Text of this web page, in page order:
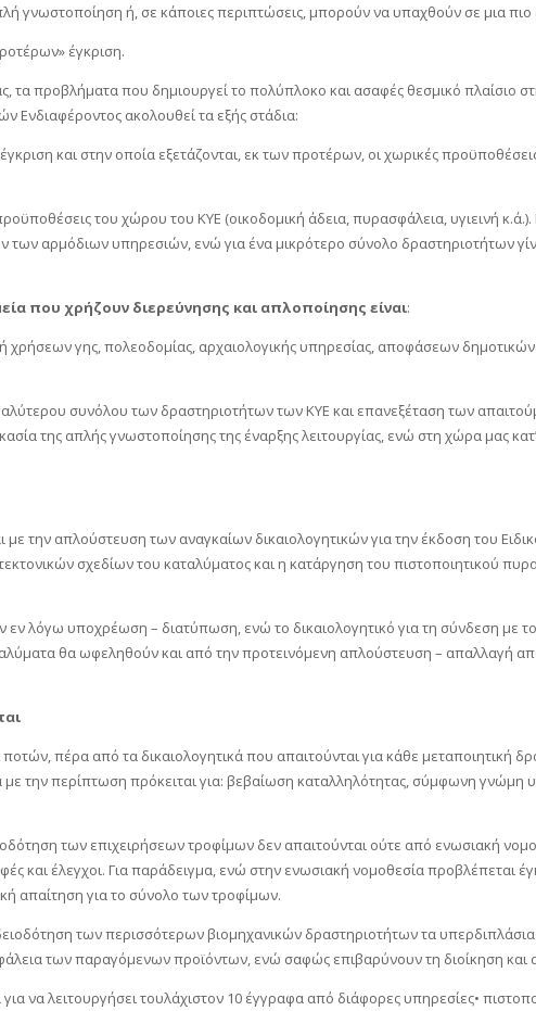
γνωστοποίηση ή, σε κάποιες περιπτώσεις, μπορούν να υπαχθούν σε μια
έγκριση.
προβλήματα που δημιουργεί το πολύπλοκο και ασαφές θεσμικό πλαίσιο
Ενδιαφέροντος ακολουθεί τα εξής στάδια:
και στην οποία εξετάζονται, εκ των προτέρων, οι χωρικές
του χώρου του ΚΥΕ (οικοδομική άδεια, πυρασφάλεια, υγιεινή
αρμόδιων υπηρεσιών, ενώ για ένα μικρότερο σύνολο δραστηριοτήτων
που χρήζουν διερεύνησης και απλοποίησης είναι:
χρήσεων γης, πολεοδομίας, αρχαιολογικής υπηρεσίας, αποφάσεων
συνόλου των δραστηριοτήτων των ΚΥΕ και επανεξέταση των
της απλής γνωστοποίησης της έναρξης λειτουργίας, ενώ στη χώρα μας
την απλούστευση των αναγκαίων δικαιολογητικών για την έκδοση του
σχεδίων του καταλύματος και η κατάργηση του πιστοποιητικού
λόγω υποχρέωση – διατύπωση, ενώ το δικαιολογητικό για τη σύνδεση με το
θα ωφεληθούν και από την προτεινόμενη απλούστευση – απαλλαγή
πέρα από τα δικαιολογητικά που απαιτούνται για κάθε μεταποιητική
με την περίπτωση πρόκειται για: βεβαίωση καταλληλότητας, σύμφωνη γνώμη
των επιχειρήσεων τροφίμων δεν απαιτούνται ούτε από ενωσιακή
και έλεγχοι. Για παράδειγμα, ενώ στην ενωσιακή νομοθεσία προβλέπεται
απαίτηση για το σύνολο των τροφίμων.
των περισσότερων βιομηχανικών δραστηριοτήτων τα υπερδιπλάσια
των παραγόμενων προϊόντων, ενώ σαφώς επιβαρύνουν τη διοίκηση
να λειτουργήσει τουλάχιστον 10 έγγραφα από διάφορες υπηρεσίες•